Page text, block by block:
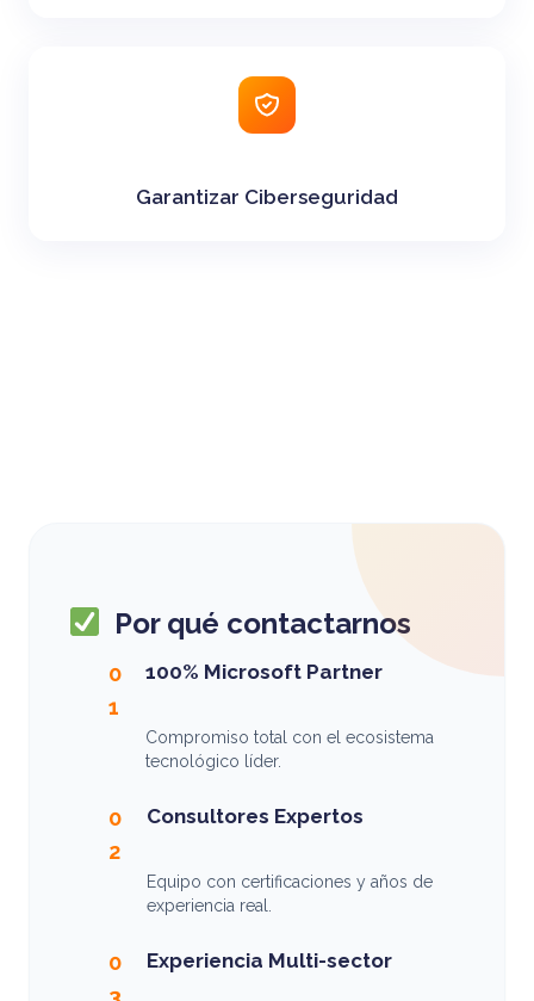
Garantizar Ciberseguridad
Por qué contactarnos
0
1
100% Microsoft Partner
Compromiso total con el ecosistema
tecnológico líder.
0
2
Consultores Expertos
Equipo con certificaciones y años de
experiencia real.
0
3
Experiencia Multi-sector